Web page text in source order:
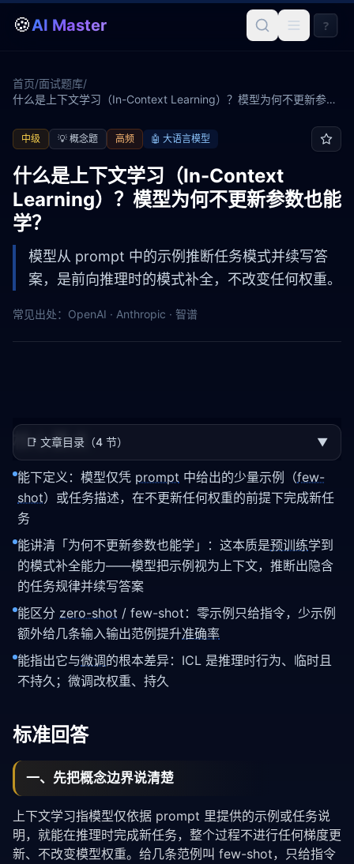
🍪AI Master ?
首页/面试题库/
什么是上下文学习（In-Context Learning）？模型为何不更新参数
中级 💡 概念题 高频 🤖 大语言模型
什么是上下文学习（In-Context
Learning）？模型为何不更新参数也能
学？
模型从 prompt 中的示例推断任务模式并续写答
案，是前向推理时的模式补全，不改变任何权重。
常见出处： OpenAI · Anthropic · 智谱
📑 文章目录（4 节） ▼
核心要点
能下定义：模型仅凭 prompt 中给出的少量示例（few-
shot）或任务描述，在不更新任何权重的前提下完成新任
务
能讲清「为何不更新参数也能学」：这本质是预训练学到
的模式补全能力——模型把示例视为上下文，推断出隐含
的任务规律并续写答案
能区分 zero-shot / few-shot：零示例只给指令，少示例
额外给几条输入输出范例提升准确率
能指出它与微调的根本差异：ICL 是推理时行为、临时且
不持久；微调改权重、持久
标准回答
一、先把概念边界说清楚
上下文学习指模型仅依据 prompt 里提供的示例或任务说
明，就能在推理时完成新任务，整个过程不进行任何梯度更
新、不改变模型权重。给几条范例叫 few-shot，只给指令